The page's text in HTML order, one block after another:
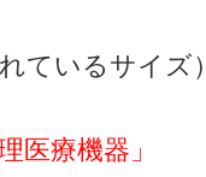
ているサイズ）
医療機器」